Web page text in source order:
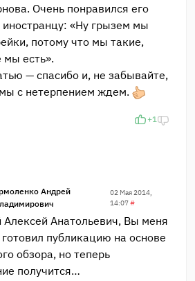
Очень понравился его
иностранцу: «Ну грызем мы
потому что мы такие,
мы есть».
— спасибо и, не забывайте,
с нетерпением ждем.
+1
Андрей
02 Мая 2014,
14:07#
Анатольевич, Вы меня
публикацию на основе
обзора, но теперь
получится…